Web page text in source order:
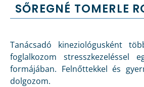
SŐREGNÉ TOMERLE
Tanácsadó kineziológusként
foglalkozom stresszkezeléssel
formájában. Felnőttekkel és
dolgozom.